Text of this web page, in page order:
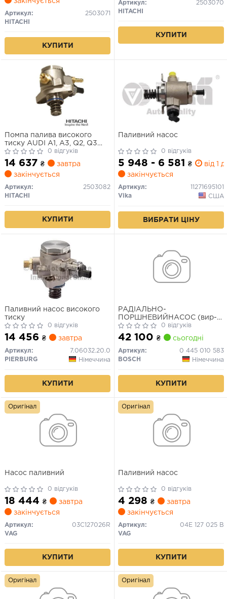
закінчується
Артикул:
2503071
HITACHI
КУПИТИ
Артикул:
2503070
HITACHI
КУПИТИ
Помпа палива високого
тиску AUDI A1, A3, Q2, Q3
SEAT IBIZA IV, IBIZA IV SC,
IBIZA IV ST, LEON, LEON SC,
LEON ST, TOLEDO IV SKODA
FABIA III, OCTAVIA III, RAPID,
SUPERB III 1.2-1.4H 09.10-
0 відгуків
14 637 ₴
завтра
закінчується
Артикул:
2503082
HITACHI
КУПИТИ
Паливний насос
0 відгуків
5 948 - 6 581 ₴
від 1
закінчується
Артикул:
11271695101
Vika
США
ВИБРАТИ ЦІНУ
Паливний насос високого
тиску
0 відгуків
14 456 ₴ завтра
Артикул:
7.06032.20.0
PIERBURG
Німеччина
КУПИТИ
РАДІАЛЬНО-
ПОРШНЕВИЙНАСОС (вир-
во BOSCH)
0 відгуків
42 100 ₴ сьогодні
Артикул:
0 445 010 583
BOSCH
Німеччина
КУПИТИ
Насос паливний
0 відгуків
18 444 ₴
завтра
закінчується
Артикул:
03C127026R
VAG
КУПИТИ
Оригінал
Паливний насос
0 відгуків
4 298 ₴
завтра
закінчується
Артикул:
04E 127 025 B
VAG
КУПИТИ
Оригінал
Оригінал Оригінал